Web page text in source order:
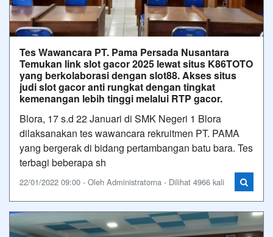
Tes Wawancara PT. Pama Persada Nusantara
Temukan link slot gacor 2025 lewat situs K86TOTO
yang berkolaborasi dengan slot88. Akses situs
judi slot gacor anti rungkat dengan tingkat
kemenangan lebih tinggi melalui RTP gacor.
Blora, 17 s.d 22 Januari di SMK Negeri 1 Blora
dilaksanakan tes wawancara rekruitmen PT. PAMA
yang bergerak di bidang pertambangan batu bara. Tes
terbagi beberapa sh
22/01/2022 09:00 - Oleh Administratorna - Dilihat 4966 kali